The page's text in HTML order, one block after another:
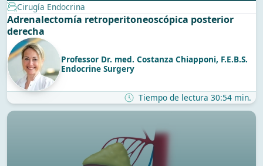
Cirugía Endocrina
Adrenalectomía retroperitoneoscópica posterior
derecha
Professor Dr. med. Costanza Chiapponi, F.E.B.S.
Endocrine Surgery
Tiempo de lectura 30:54 min.